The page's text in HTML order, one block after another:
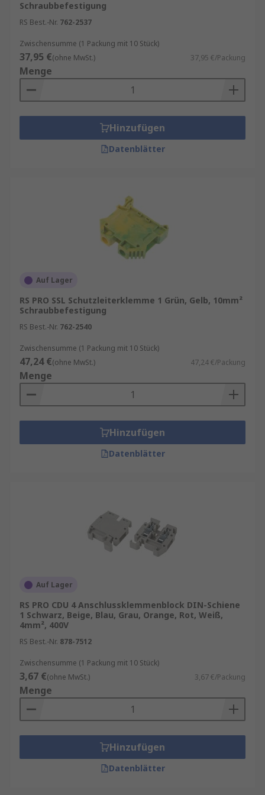
Schraubbefestigung
RS Best.-Nr. 762-2537
Zwischensumme (1 Packung mit 10 Stück)
37,95 €(ohne MwSt.) 37,95 €/Packung
Menge
Hinzufügen
Datenblätter
Auf Lager
RS PRO SSL Schutzleiterklemme 1 Grün, Gelb, 10mm²
Schraubbefestigung
RS Best.-Nr. 762-2540
Zwischensumme (1 Packung mit 10 Stück)
47,24 €(ohne MwSt.) 47,24 €/Packung
Menge
Hinzufügen
Datenblätter
Auf Lager
RS PRO CDU 4 Anschlussklemmenblock DIN-Schiene
1 Schwarz, Beige, Blau, Grau, Orange, Rot, Weiß,
4mm², 400V
RS Best.-Nr. 878-7512
Zwischensumme (1 Packung mit 10 Stück)
3,67 €(ohne MwSt.) 3,67 €/Packung
Menge
Hinzufügen
Datenblätter